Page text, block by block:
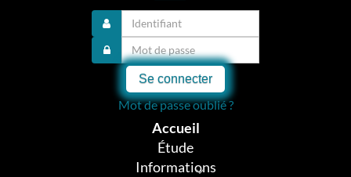
navigation
Se connecter
Mot de passe oublié ?
Accueil
Étude
Informations